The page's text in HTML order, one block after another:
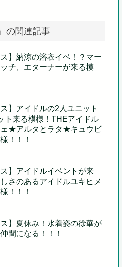
の関連記事
ス】納涼の浴衣イベ！？マー
チ、エターナーが来る模
ス】アイドルの2人ユニット
ト来る模様！THEアイドル
ェ★アルタとラタ★キュウビ
！！！
ス】アイドルイベントが来
さのあるアイドルユキヒメ
！！！
ス】夏休み！水着姿の徐華が
間になる！！！